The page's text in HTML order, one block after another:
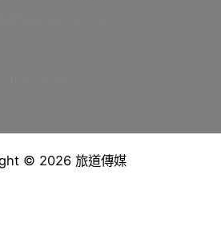
© 2026 旅道傳媒